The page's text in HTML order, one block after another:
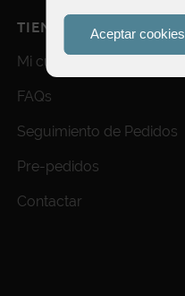
Aceptar cookies
TIENDA
Mi cuenta
FAQs
Seguimiento de Pedidos
Pre-pedidos
Contactar